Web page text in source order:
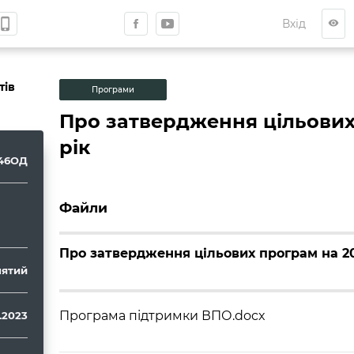
phone_iphone Вхід visibility
Програми
Про затвердження
рік
Файли
Про затвердження цільових програм на
Програма підтримки ВПО.docx